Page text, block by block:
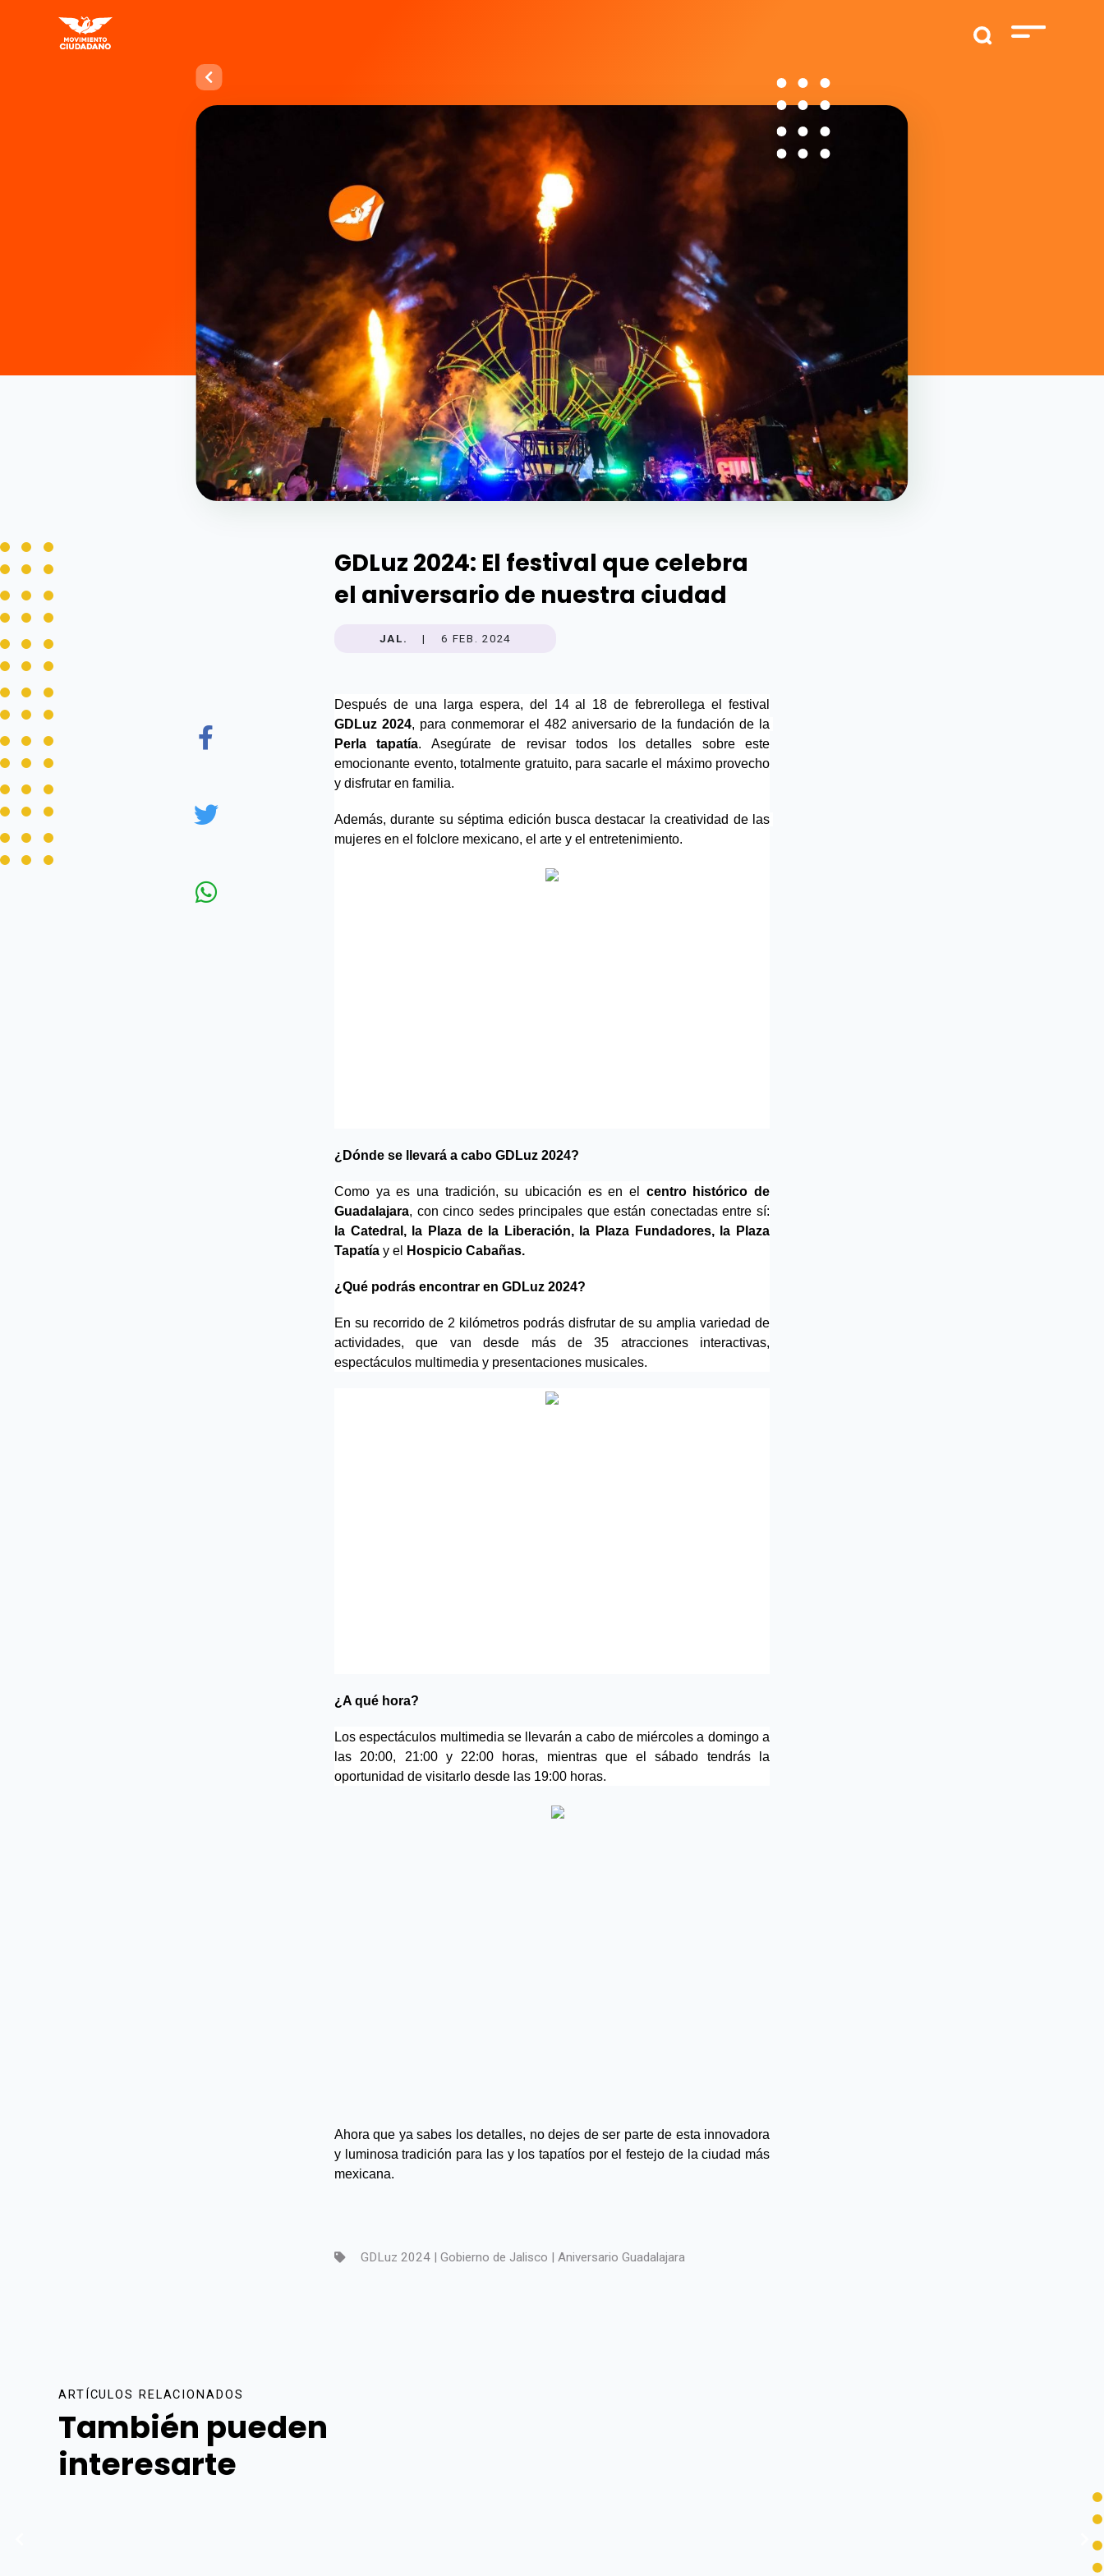
GDLuz 2024: El festival que celebra
el aniversario de nuestra ciudad
JAL. | 6 FEB. 2024
Después de una larga espera, del 14 al 18 de febrero
GDLuz 2024, para
Perla tapatía. Asegúrate de revisar todos los detalles sobre este
emocionante evento, totalmente gratuito, para sacarle el máximo provecho
y disfrutar en familia.
Además, durante su séptima edición busca destacar la creatividad de las
mujeres en el folclore mexicano, el arte y el entretenimiento.
¿Dónde se llevará a cabo GDLuz 2024?
Como ya es una tradición, su ubicación es en el centro histórico de
Guadalajara, con cinco sedes principales que están conectadas entre sí:
la Catedral, la Plaza de la Liberación, la Plaza Fundadores, la Plaza
Tapatía y el Hospicio Cabañas.
¿Qué podrás encontrar en GDLuz 2024?
En su recorrido de 2 kilómetros podrás disfrutar de su amplia variedad de
actividades, que van desde más de 35 atracciones interactivas,
espectáculos multimedia y presentaciones musicales.
¿A qué hora?
Los espectáculos multimedia se llevarán a cabo de miércoles a domingo a
las 20:00, 21:00 y 22:00 horas, mientras que el sábado tendrás la
oportunidad de visitarlo desde las 19:00 horas.
Ahora que ya sabes los detalles, no dejes de ser parte de esta innovadora
y luminosa tradición para las y los tapatíos por el festejo de la ciudad más
mexicana.
GDLuz 2024 | Gobierno de Jalisco | Aniversario Guadalajara
ARTÍCULOS RELACIONADOS
También pueden
interesarte